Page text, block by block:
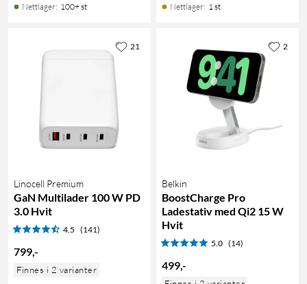
Nettlager: 100+ st Nettlager: 1 st
Linocell Premium
GaN Multilader 100 W PD
3.0 Hvit
4.5 (141)
799,-
Finnes i 2 varianter
21
Belkin
BoostCharge Pro
Ladestativ med Qi2 15 W
Hvit
5.0 (14)
499,-
2